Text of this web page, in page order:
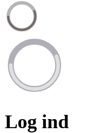
Log ind